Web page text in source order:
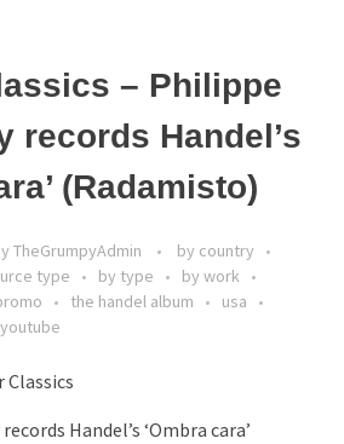
– Philippe
records Handel’s
(Radamisto)
TheGrumpyAdmin
by country
type by type
by work
the handel album
usa
youtube
Classics
Handel’s ‘Ombra cara’